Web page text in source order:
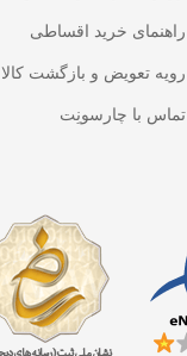
راهنمای خرید اقساطی
رویه تعویض و بازگشت کالا
تماس با چارسونِت